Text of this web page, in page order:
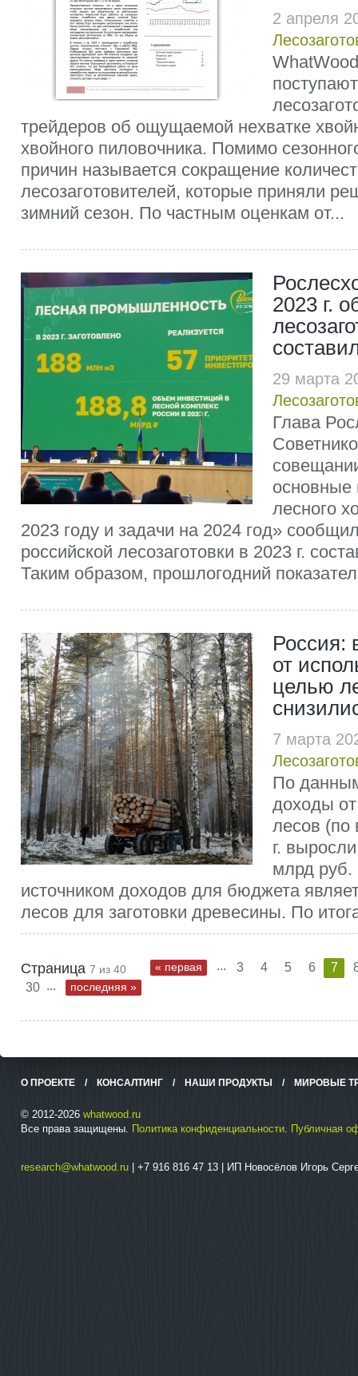
2 апреля
трейдеров об ощущаемой нехватке
хвойного пиловочника. Помимо
причин называется сокращение
лесозаготовителей, которые приняли
зимний сезон. По частным оценкам от...
2023 г.
29 марта
Глава
основные
лесного
2023 году и задачи на 2024 год»
российской лесозаготовки в 2023 г.
Таким образом, прошлогодний
Россия:
от
целью
7 марта
По
доходы
лесов (по
г.
млрд
источником доходов для бюджета
лесов для заготовки древесины. По
Страница 7 из 40 « первая ... 3 4 5 6 7
30 ... последняя »
О ПРОЕКТЕ / КОНСАЛТИНГ / НАШИ ПРОДУКТЫ / МИРОВЫЕ
© 2012-2026 whatwood.ru
Все права защищены. Политика конфиденциальности. Публичная
research@whatwood.ru | +7 916 816 47 13 | ИП Новосёлов Игорь